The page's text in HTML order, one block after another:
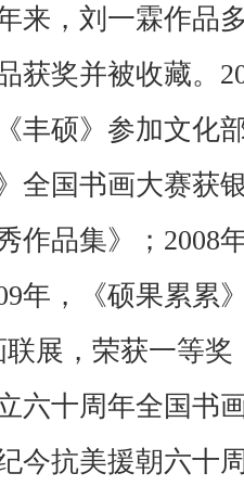
来，刘一霖作品
获奖并被收藏。
丰硕》参加文化
全国书画大赛获
作品集》；2008
年，《硕果累累
展，荣获一等
六十周年全国书
今抗美援朝六十